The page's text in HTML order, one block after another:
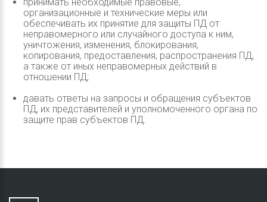
организационные и технические меры или
обеспечивать их принятие для защиты ПД от
неправомерного или случайного доступа к ним,
уничтожения, изменения, блокирования,
копирования, предоставления, распространения ПД,
а также от иных неправомерных действий в
отношении ПД;
давать ответы на запросы и обращения субъектов
ПД, их представителей и уполномоченного органа по
защите прав субъектов ПД.